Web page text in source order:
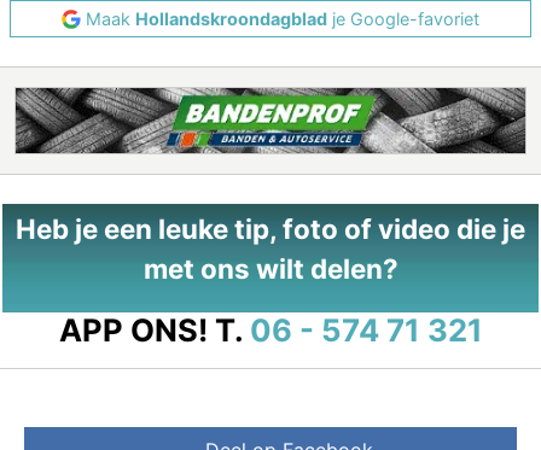
Maak Hollandskroondagblad je Google-favoriet
Heb je een leuke tip, foto of video die je
met ons wilt delen?
APP ONS! T. 06 - 574 71 321